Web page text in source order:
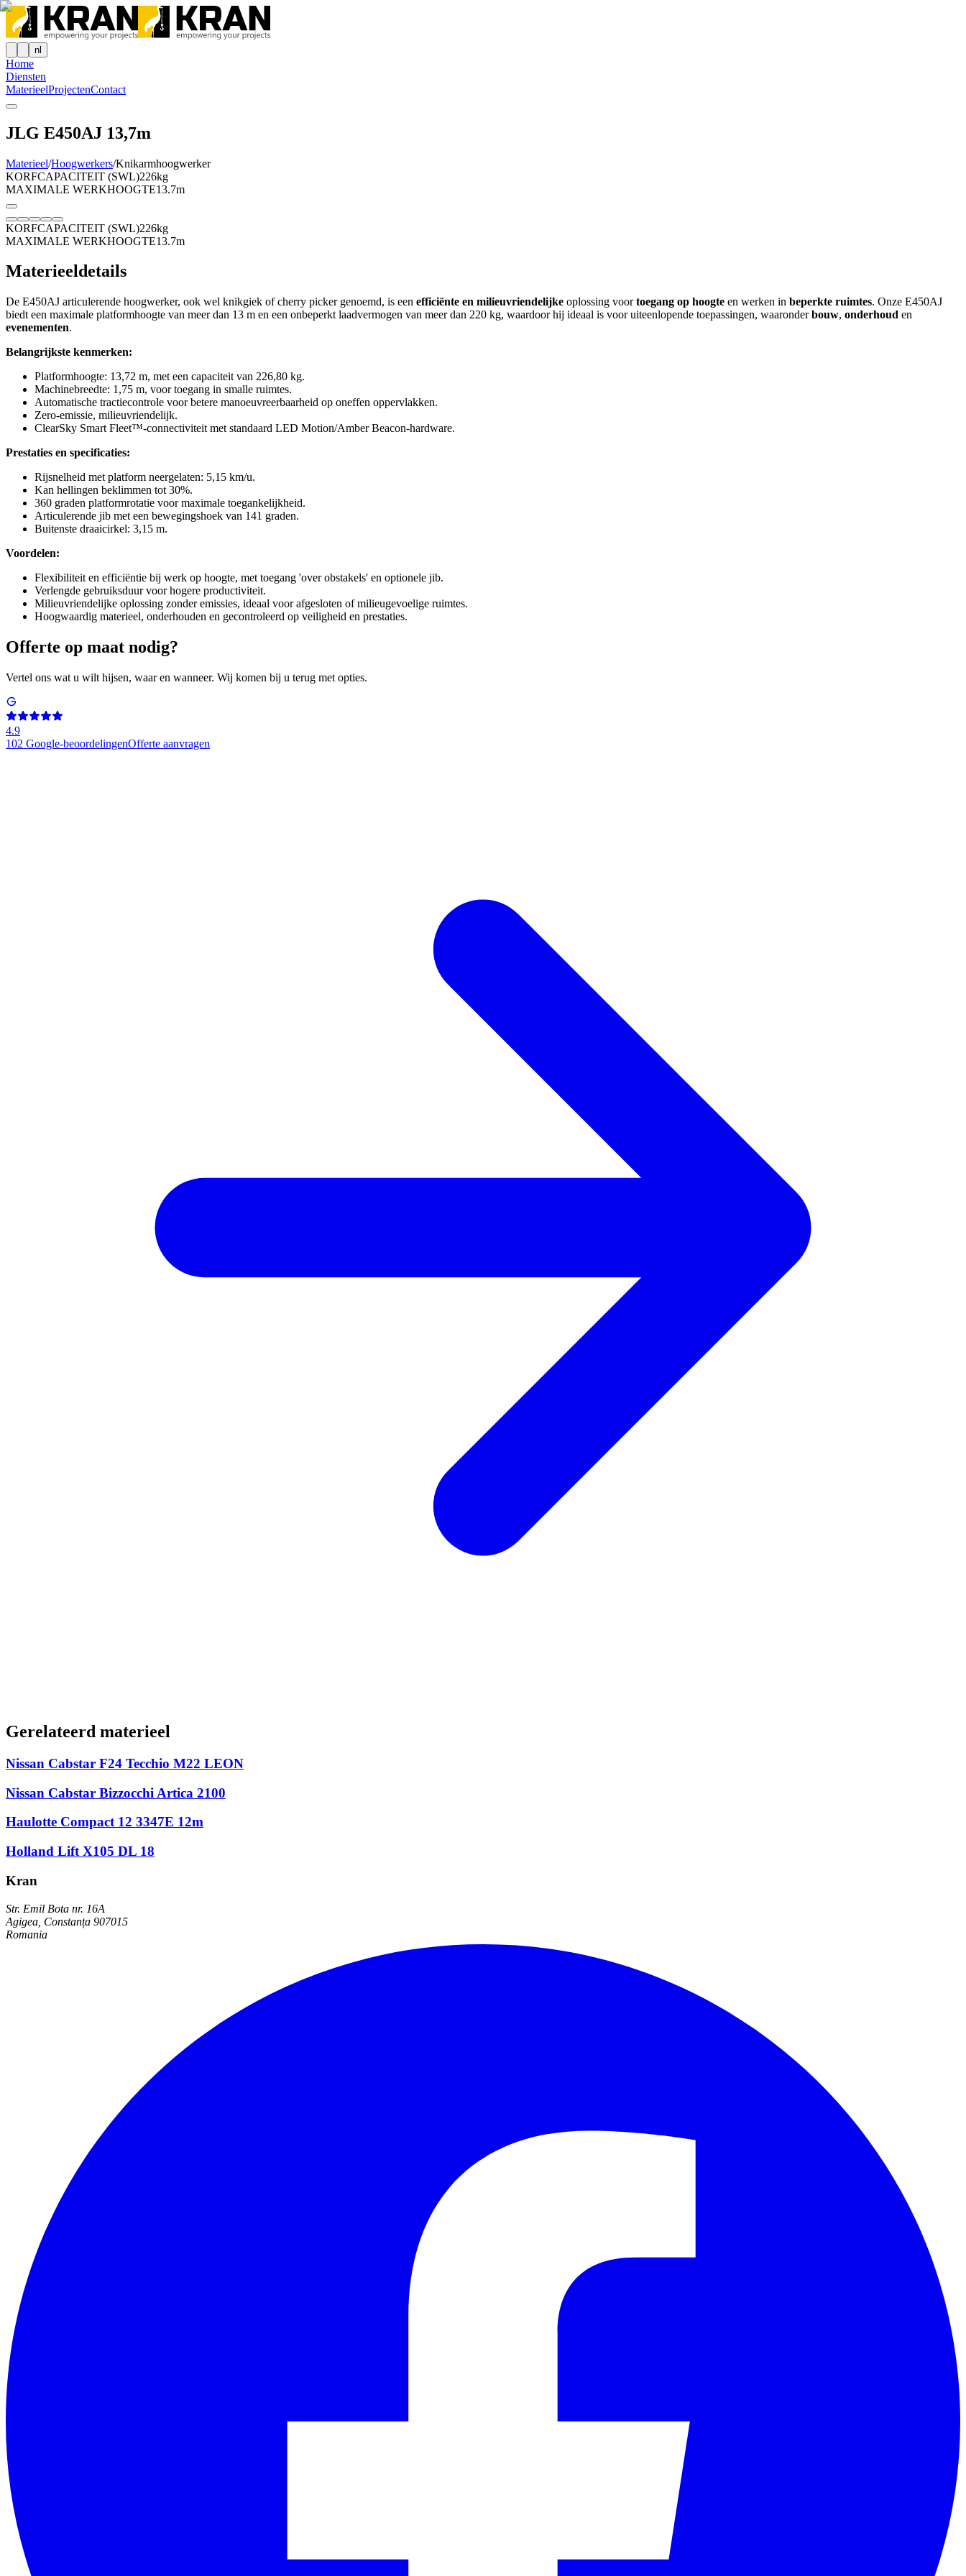
nl
Home
Diensten
MaterieelProjectenContact
JLG E450AJ 13,7m
Materieel/Hoogwerkers/Knikarmhoogwerker
KORFCAPACITEIT (SWL)226kg
MAXIMALE WERKHOOGTE13.7m
KORFCAPACITEIT (SWL)226kg
MAXIMALE WERKHOOGTE13.7m
Materieeldetails
De E450AJ articulerende hoogwerker, ook wel knikgiek of cherry picker genoemd, is een efficiënte en milieuvriendelijke oplossing voortoegang op hoogte en werken in beperkte ruimtes. Onze E450AJ
biedt een maximale platformhoogte van meer dan 13 m en een onbeperkt laadvermogen van meer dan 220 kg, waardoor hij ideaal is voor uiteenlopende toepassingen, waaronderbouw, onderhoud en
evenementen.
Belangrijkste kenmerken:
Platformhoogte: 13,72 m, met een capaciteit van 226,80 kg.
Machinebreedte: 1,75 m, voor toegang in smalle ruimtes.
Automatische tractiecontrole voor betere manoeuvreerbaarheid op oneffen oppervlakken.
Zero-emissie, milieuvriendelijk.
ClearSky Smart Fleet™-connectiviteit met standaard LED Motion/Amber Beacon-hardware.
Prestaties en specificaties:
Rijsnelheid met platform neergelaten: 5,15 km/u.
Kan hellingen beklimmen tot 30%.
360 graden platformrotatie voor maximale toegankelijkheid.
Articulerende jib met een bewegingshoek van 141 graden.
Buitenste draaicirkel: 3,15 m.
Voordelen:
Flexibiliteit en efficiëntie bij werk op hoogte, met toegang 'over obstakels' en optionele jib.
Verlengde gebruiksduur voor hogere productiviteit.
Milieuvriendelijke oplossing zonder emissies, ideaal voor afgesloten of milieugevoelige ruimtes.
Hoogwaardig materieel, onderhouden en gecontroleerd op veiligheid en prestaties.
Offerte op maat nodig?
Vertel ons wat u wilt hijsen, waar en wanneer. Wij komen bij u terug met opties.
4.9
102 Google-beoordelingenOfferte aanvragen
Gerelateerd materieel
Nissan Cabstar F24 Tecchio M22 LEON
Nissan Cabstar Bizzocchi Artica 2100
Haulotte Compact 12 3347E 12m
Holland Lift X105 DL 18
Kran
Str. Emil Bota nr. 16A
Agigea, Constanța 907015
Romania